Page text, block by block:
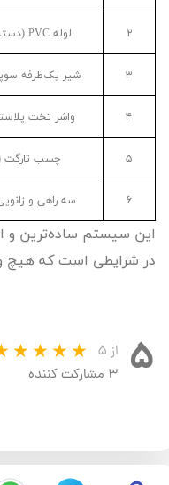
۲ لوله PVC
۳ شیر یک‌طرفه
۴ واشر تخت
۵ چسب تارگت
۶ سه راهی و
این سیستم ساده‌ترین و
در شرایطی است که هیچ
۵
از ۵
۳ مشارکت کننده